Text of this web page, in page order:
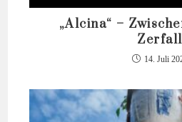
„Alcina“ –
Zerfall
14. Juli